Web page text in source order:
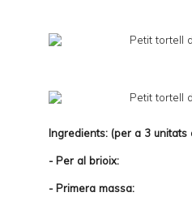
Ingredients: (per a 3 unitats
- Per al brioix:
- Primera massa: